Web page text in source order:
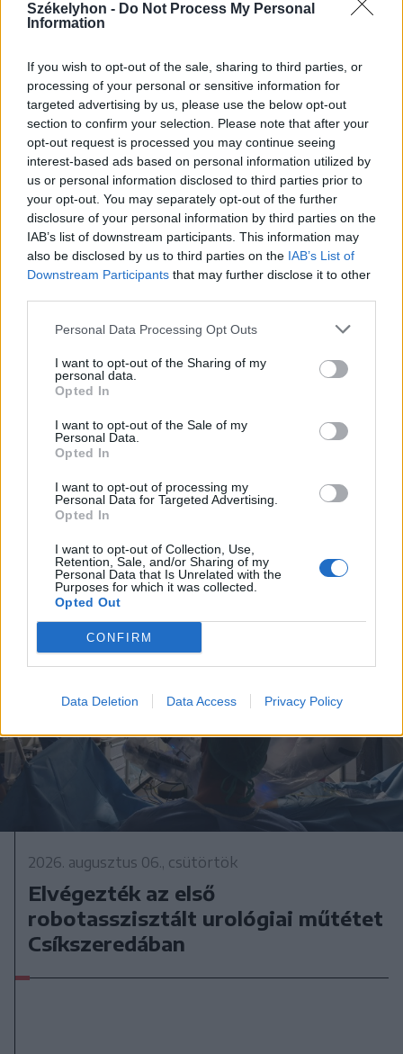
Székelyhon - Do Not Process My Personal
Information
If you wish to opt-out of the sale, sharing to third parties, or
processing of your personal or sensitive information for
targeted advertising by us, please use the below opt-out
section to confirm your selection. Please note that after your
opt-out request is processed you may continue seeing
interest-based ads based on personal information utilized by
us or personal information disclosed to third parties prior to
your opt-out. You may separately opt-out of the further
disclosure of your personal information by third parties on the
IAB’s list of downstream participants. This information may
also be disclosed by us to third parties on the IAB’s List of
Downstream Participants that may further disclose it to other
Personal Data Processing Opt Outs
I want to opt-out of the Sharing of my
personal data.
Opted In
I want to opt-out of the Sale of my
Personal Data.
Opted In
I want to opt-out of processing my
Personal Data for Targeted Advertising.
Opted In
I want to opt-out of Collection, Use,
Retention, Sale, and/or Sharing of my
Personal Data that Is Unrelated with the
Purposes for which it was collected.
Opted Out
CONFIRM
Data Deletion Data Access Privacy Policy
2026. augusztus 06., csütörtök
Bolojan szerint négy éve a
közlekedési minisztériumnál van
egy projekt, ami a Duna
vízhozamának növelését segítené
2026. augusztus 06., csütörtök
Elvégezték az első
robotasszisztált urológiai műtétet
Csíkszeredában